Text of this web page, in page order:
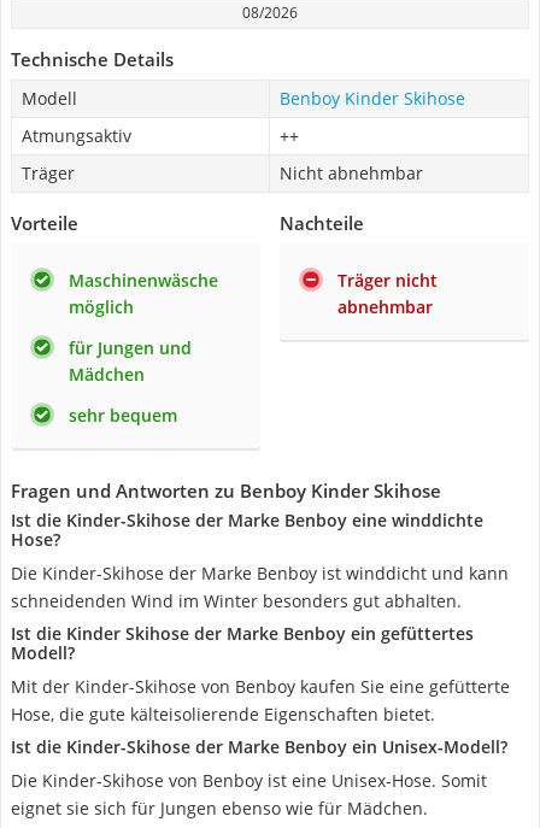
08/2026
Technische Details
Modell
Benboy Kinder Skihose
Atmungsaktiv
++
Träger
Nicht abnehmbar
Vorteile
Maschinenwäsche
möglich
für Jungen und
Mädchen
sehr bequem
Nachteile
Träger nicht
abnehmbar
Fragen und Antworten zu Benboy Kinder Skihose
Ist die Kinder-Skihose der Marke Benboy eine winddichte
Hose?
Die Kinder-Skihose der Marke Benboy ist winddicht und kann
schneidenden Wind im Winter besonders gut abhalten.
Ist die Kinder Skihose der Marke Benboy ein gefüttertes
Modell?
Mit der Kinder-Skihose von Benboy kaufen Sie eine gefütterte
Hose, die gute kälteisolierende Eigenschaften bietet.
Ist die Kinder-Skihose der Marke Benboy ein Unisex-Modell?
Die Kinder-Skihose von Benboy ist eine Unisex-Hose. Somit
eignet sie sich für Jungen ebenso wie für Mädchen.